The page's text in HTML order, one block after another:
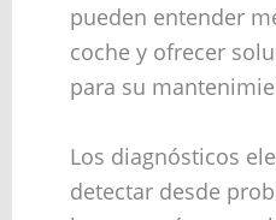
pueden entender
coche y ofrecer
para su
Los diagnósticos
detectar desde